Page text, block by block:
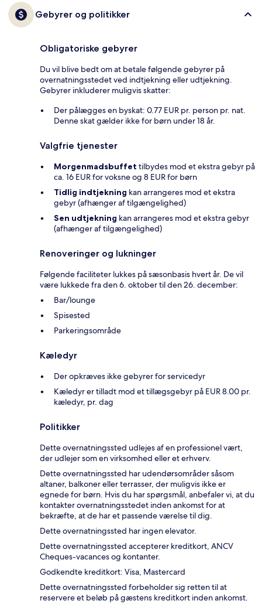
Gebyrer og politikker
Obligatoriske gebyrer
Du vil blive bedt om at betale følgende gebyrer på
overnatningsstedet ved indtjekning eller udtjekning.
Gebyrer inkluderer muligvis skatter:
Der pålægges en byskat: 0.77 EUR pr. person pr. nat.
Denne skat gælder ikke for børn under 18 år.
Valgfrie tjenester
Morgenmadsbuffet tilbydes mod et ekstra gebyr på
ca. 16 EUR for voksne og 8 EUR for børn
Tidlig indtjekning kan arrangeres mod et ekstra
gebyr (afhænger af tilgængelighed)
Sen udtjekning kan arrangeres mod et ekstra gebyr
(afhænger af tilgængelighed)
Renoveringer og lukninger
Følgende faciliteter lukkes på sæsonbasis hvert år. De vil
være lukkede fra den 6. oktober til den 26. december:
Bar/lounge
Spisested
Parkeringsområde
Kæledyr
Der opkræves ikke gebyrer for servicedyr
Kæledyr er tilladt mod et tillægsgebyr på EUR 8.00 pr.
kæledyr, pr. dag
Politikker
Dette overnatningssted udlejes af en professionel vært,
der udlejer som en virksomhed eller et erhverv.
Dette overnatningssted har udendørsområder såsom
altaner, balkoner eller terrasser, der muligvis ikke er
egnede for børn. Hvis du har spørgsmål, anbefaler vi, at du
kontakter overnatningsstedet inden ankomst for at
bekræfte, at de har et passende værelse til dig.
Dette overnatningssted har ingen elevator.
Dette overnatningssted accepterer kreditkort, ANCV
Cheques-vacances og kontanter.
Godkendte kreditkort: Visa, Mastercard
Dette overnatningssted forbeholder sig retten til at
reservere et beløb på gæstens kreditkort inden ankomst.